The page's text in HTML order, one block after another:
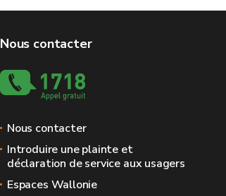
Nous contacter
Nous contacter
Introduire une plainte et
déclaration de service aux usagers
Espaces Wallonie